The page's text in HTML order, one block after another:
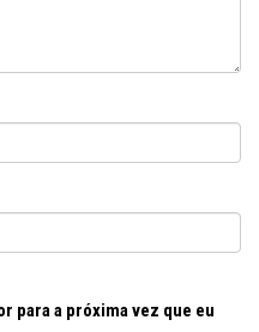
para a próxima vez que eu